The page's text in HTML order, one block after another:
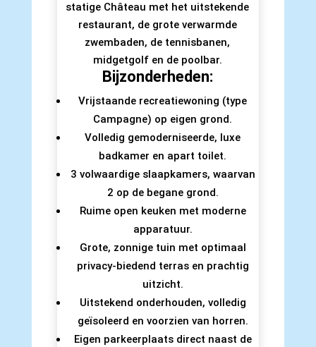
statige Château met het uitstekende
restaurant, de grote verwarmde
zwembaden, de tennisbanen,
midgetgolf en de poolbar.
Bijzonderheden:
Vrijstaande recreatiewoning (type
Campagne) op eigen grond.
Volledig gemoderniseerde, luxe
badkamer en apart toilet.
3 volwaardige slaapkamers, waarvan
2 op de begane grond.
Ruime open keuken met moderne
apparatuur.
Grote, zonnige tuin met optimaal
privacy-biedend terras en prachtig
uitzicht.
Uitstekend onderhouden, volledig
geïsoleerd en voorzien van horren.
Eigen parkeerplaats direct naast de